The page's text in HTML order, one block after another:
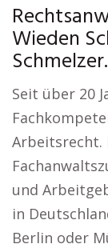
Wieden
Schmelzer.
Seit über 20
Arbeitsrecht.
und
in
Berlin oder